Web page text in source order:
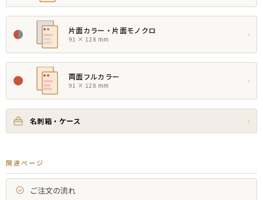
片面カラー・片面モノクロ
91 × 128 mm
›
両面フルカラー
91 × 128 mm
›
名刺箱・ケース ›
関連ページ
ご注文の流れ